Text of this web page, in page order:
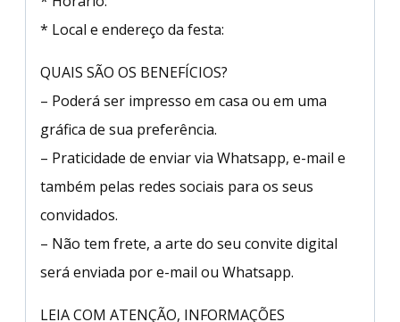
* Local e endereço da festa:
QUAIS SÃO OS BENEFÍCIOS?
– Poderá ser impresso em casa ou em uma
gráfica de sua preferência.
– Praticidade de enviar via Whatsapp, e-mail e
também pelas redes sociais para os seus
convidados.
– Não tem frete, a arte do seu convite digital
será enviada por e-mail ou Whatsapp.
LEIA COM ATENÇÃO, INFORMAÇÕES